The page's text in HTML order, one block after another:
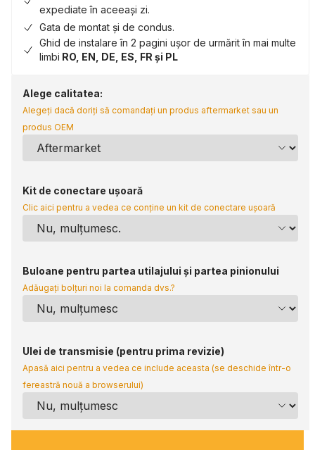
expediate în aceeași zi.
Gata de montat și de condus.
Ghid de instalare în 2 pagini ușor de urmărit în mai multe
limbi RO, EN, DE, ES, FR și PL
Alege calitatea:
Alegeți dacă doriți să comandați un produs aftermarket sau un
produs OEM
Kit de conectare ușoară
Clic aici pentru a vedea ce conține un kit de conectare ușoară
Buloane pentru partea utilajului și partea pinionului
Adăugați bolțuri noi la comanda dvs.?
Ulei de transmisie (pentru prima revizie)
Apasă aici pentru a vedea ce include aceasta (se deschide într-o
fereastră nouă a browserului)